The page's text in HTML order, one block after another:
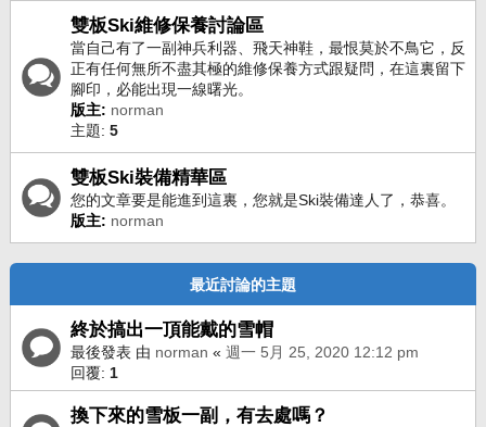
雙板Ski維修保養討論區
當自己有了一副神兵利器、飛天神鞋，最恨莫於不鳥它，反
正有任何無所不盡其極的維修保養方式跟疑問，在這裏留下
腳印，必能出現一線曙光。
版主: norman
主題: 5
雙板Ski裝備精華區
您的文章要是能進到這裏，您就是Ski裝備達人了，恭喜。
版主: norman
最近討論的主題
終於搞出一頂能戴的雪帽
最後發表 由 norman « 週一 5月 25, 2020 12:12 pm
回覆: 1
換下來的雪板一副，有去處嗎？